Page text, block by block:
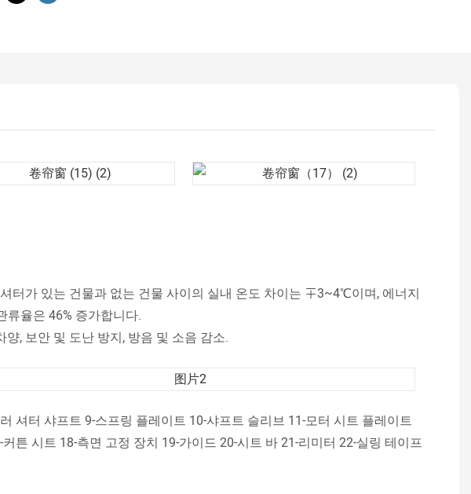
터가 있는 건물과 없는 건물 사이의 실내 온도 차이는 ∓3~4℃이며, 에너지
류율은 46% 증가합니다.
, 보안 및 도난 방지, 방음 및 소음 감소.
셔터 샤프트 9-스프링 플레이트 10-샤프트 슬리브 11-모터 시트 플레이트
튼 시트 18-측면 고정 장치 19-가이드 20-시트 바 21-리미터 22-실링 테이프